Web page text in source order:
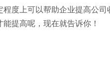
度上可以帮助企业提高公司
提高呢，现在就告诉你！